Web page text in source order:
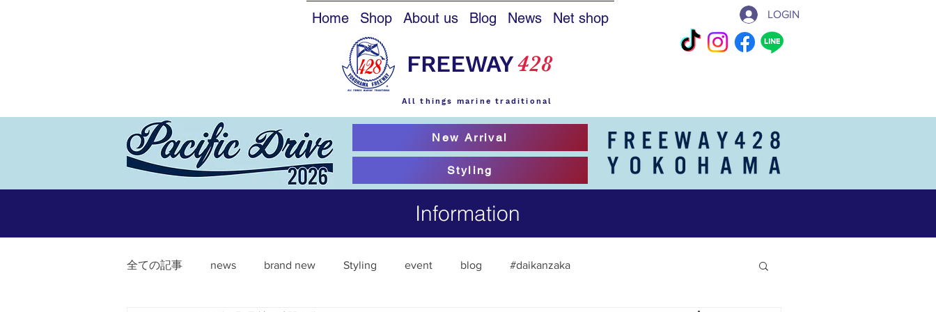
Home Shop About us Blog News Net shop LOGIN
FREEWAY428
All things marine traditional
New Arrival
Styling
Information
全ての記事 news brand new Styling event blog #daikanzaka